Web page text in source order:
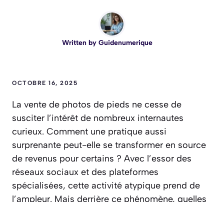
Written by Guidenumerique
OCTOBRE 16, 2025
La vente de photos de pieds ne cesse de
susciter l’intérêt de nombreux internautes
curieux. Comment une pratique aussi
surprenante peut-elle se transformer en source
de revenus pour certains ? Avec l’essor des
réseaux sociaux et des plateformes
spécialisées, cette activité atypique prend de
l’ampleur. Mais derrière ce phénomène, quelles